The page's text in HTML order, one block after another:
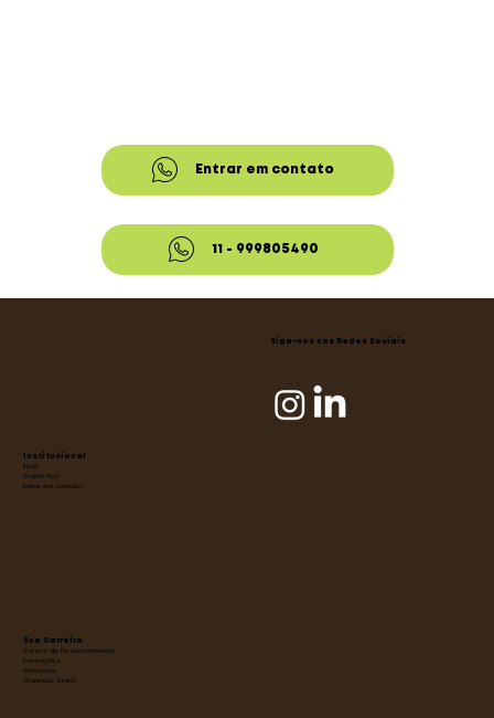
Entrar em contato
11 - 999805490
Institucional
Início
Sobre Nós
Entrar em contato
Sua Carreira
Cursos de Desenvolvimento
Formações
Mentorias
Materiais Grátis
Siga-nos nas Redes Sociais